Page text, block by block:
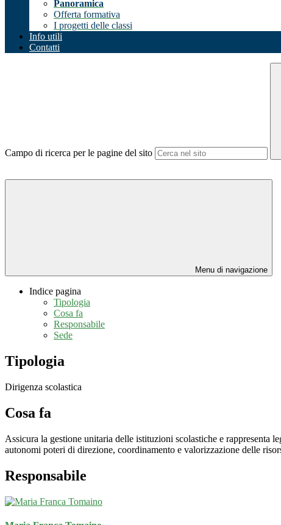
Panoramica
Offerta formativa
I progetti delle classi
Info utili
Contatti
Campo di ricerca per le pagine del sito
Menu di navigazione
Indice pagina
Tipologia
Cosa fa
Responsabile
Sede
Tipologia
Dirigenza scolastica
Cosa fa
Assicura la gestione unitaria delle istituzioni scolastiche e rappresenta
autonomi poteri di direzione, coordinamento e valorizzazione delle
Responsabile